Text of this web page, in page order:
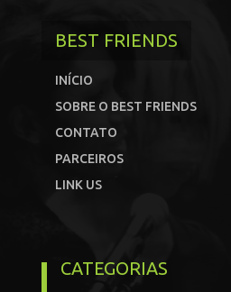
BEST FRIENDS
INÍCIO
SOBRE O BEST FRIENDS
CONTATO
PARCEIROS
LINK US
CATEGORIAS